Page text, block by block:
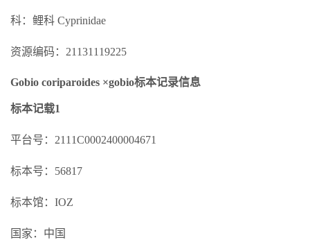
科：鲤科 Cyprinidae
资源编码：21131119225
Gobio coriparoides ×gobio标本记录信息
标本记载1
平台号：2111C0002400004671
标本号：56817
标本馆：IOZ
国家：中国